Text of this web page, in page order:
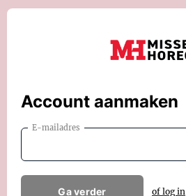
Account aanmaken
E-mailadres
Ga verder of log in